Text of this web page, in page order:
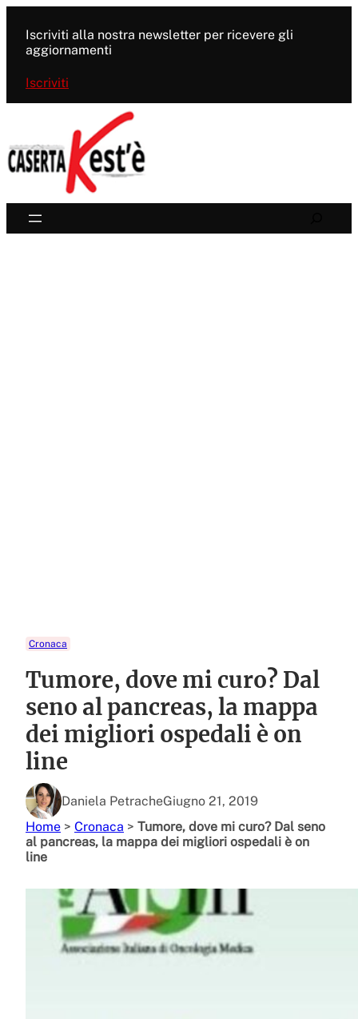
contenuto
Iscriviti alla nostra newsletter per ricevere gli
aggiornamenti
Iscriviti
Cronaca
Tumore, dove mi curo? Dal
seno al pancreas, la mappa
dei migliori ospedali è on
line
Daniela PetracheGiugno 21, 2019
Home > Cronaca > Tumore, dove mi curo? Dal seno
al pancreas, la mappa dei migliori ospedali è on
line